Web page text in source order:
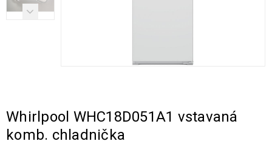
Whirlpool WHC18D051A1 vstavaná
komb. chladnička